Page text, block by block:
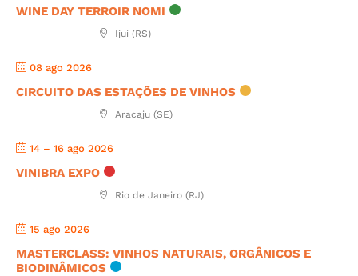
WINE DAY TERROIR NOMI
Ijuí (RS)
08 ago 2026
CIRCUITO DAS ESTAÇÕES DE VINHOS
Aracaju (SE)
14 – 16 ago 2026
VINIBRA EXPO
Rio de Janeiro (RJ)
15 ago 2026
MASTERCLASS: VINHOS NATURAIS, ORGÂNICOS E
BIODINÂMICOS